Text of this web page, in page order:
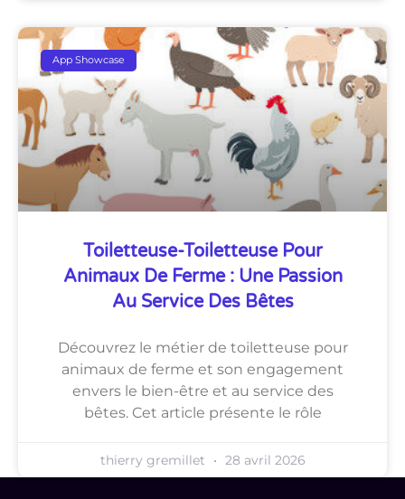
App Showcase
Toiletteuse-Toiletteuse Pour
Animaux De Ferme : Une Passion
Au Service Des Bêtes
Découvrez le métier de toiletteuse pour
animaux de ferme et son engagement
envers le bien-être et au service des
bêtes. Cet article présente le rôle
thierry gremillet 28 avril 2026